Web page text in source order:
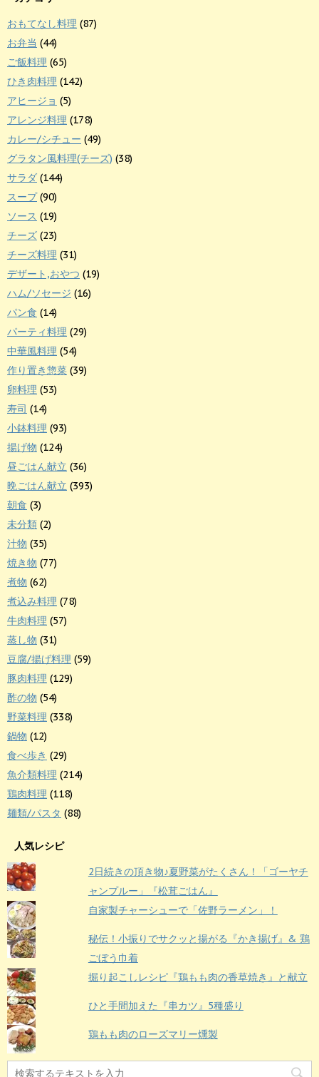
おもてなし料理 (87)
お弁当 (44)
ご飯料理 (65)
ひき肉料理 (142)
アヒージョ (5)
アレンジ料理 (178)
カレー/シチュー (49)
グラタン風料理(チーズ) (38)
サラダ (144)
スープ(90)
ソース (19)
チーズ (23)
チーズ料理 (31)
デザート,おやつ (19)
ハム/ソセージ (16)
パン食 (14)
パーティ料理 (29)
中華風料理 (54)
作り置き惣菜 (39)
卵料理 (53)
寿司 (14)
小鉢料理 (93)
揚げ物 (124)
昼ごはん献立 (36)
晩ごはん献立 (393)
朝食 (3)
未分類 (2)
汁物 (35)
焼き物 (77)
煮物 (62)
煮込み料理 (78)
牛肉料理 (57)
蒸し物 (31)
豆腐/揚げ料理 (59)
豚肉料理 (129)
酢の物 (54)
野菜料理 (338)
鍋物 (12)
食べ歩き (29)
魚介類料理 (214)
鶏肉料理 (118)
麺類/パスタ (88)
人気レシピ
2日続きの頂き物♪夏野菜がたくさん！「ゴーヤチ
ャンプルー」『松茸ごはん』
自家製チャーシューで「佐野ラーメン」！
秘伝！小振りでサクッと揚がる『かき揚げ』& 鶏
ごぼう巾着
掘り起こしレシピ『鶏もも肉の香草焼き』と献立
ひと手間加えた『串カツ』5種盛り
鶏もも肉のローズマリー燻製